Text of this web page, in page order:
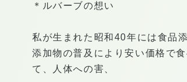
＊ルバーブの想い
私が生まれた昭和40年には食品
添加物の普及により安い価格で
て、人体への害、